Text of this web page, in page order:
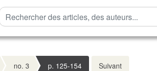
no. 3 p. 125-154 Suivant